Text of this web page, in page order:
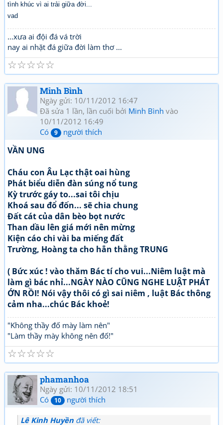
tình khúc vì ai trải giữa đời...
vad
...xưa ai đội đá vá trời
nay ai nhặt đá giữa đời làm thơ ...
☆
☆
☆
☆
☆
Minh Bình
Ngày gửi: 10/11/2012 16:47
Đã sửa 1 lần, lần cuối bởi Minh Bình vào
10/11/2012 16:49
Có
9 người thích
VẦN UNG
Cháu con Âu Lạc thật oai hùng
Phát biểu diễn đàn súng nổ tung
Kỳ trước gáy to...sai tôi chịu
Khoá sau đổ đốn... sẽ chia chung
Đất cát của dân bèo bọt nước
Than dầu lên giá mới nên mừng
Kiện cáo chi vài ba miếng đất
Trường, Hoàng ta cho hẳn thằng TRUNG
( Bức xúc ! vào thăm Bác tí cho vui...Niêm luật mà
làm gì bác nhỉ...NGÀY NÀO CŨNG NGHE LUẬT PHÁT
ỚN RỒI! Nói vậy thôi có gì sai niêm , luật Bác thông
cảm nha...chúc Bác khoẻ!
"Không thầy đố mày làm nên"
"Làm thầy mày không nên đố!"
☆
☆
☆
☆
☆
phamanhoa
Ngày gửi: 10/11/2012 18:51
Có
10 người thích
Lê Kinh Huyền đã viết: